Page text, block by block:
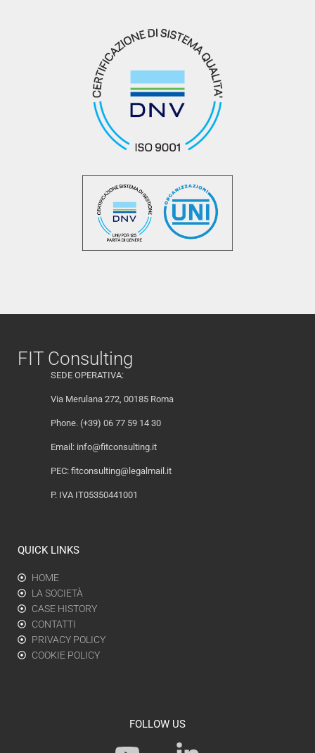
FIT Consulting
SEDE OPERATIVA:
Via Merulana 272, 00185 Roma
Phone. (+39) 06 77 59 14 30
Email: info@fitconsulting.it
PEC: fitconsulting@legalmail.it
P. IVA IT05350441001
QUICK LINKS
HOME
LA SOCIETÀ
CASE HISTORY
CONTATTI
PRIVACY POLICY
COOKIE POLICY
FOLLOW US
Y
L